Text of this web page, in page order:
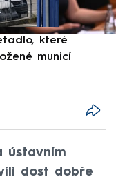
které
municí
ústavním
dost dobře